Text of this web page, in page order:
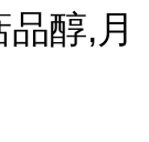
醇,月